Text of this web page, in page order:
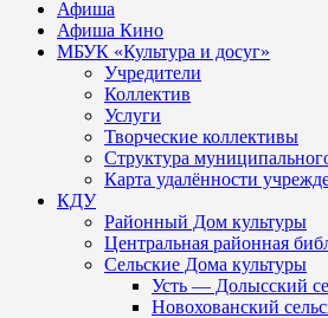
Афиша
Афиша Кино
МБУК «Культура и досуг»
Учредители
Коллектив
Услуги
Творческие коллективы
Структура
Карта удалённости
КДУ
Районный Дом культуры
Центральная районная
Сельские Дома культуры
Усть — Долысский
Новохованский